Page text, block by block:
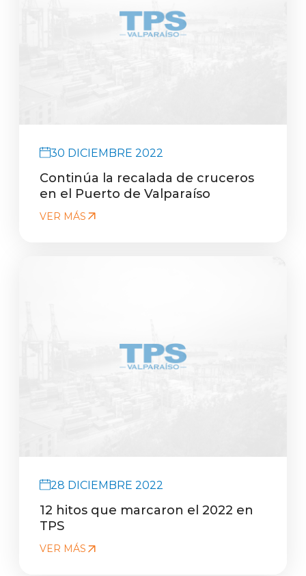
30 DICIEMBRE 2022
Continúa la recalada de cruceros
en el Puerto de Valparaíso
VER MÁS
28 DICIEMBRE 2022
12 hitos que marcaron el 2022 en
TPS
VER MÁS